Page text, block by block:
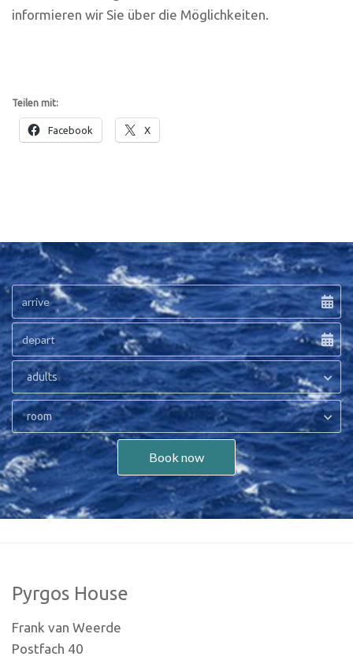
informieren wir Sie über die Möglichkeiten.
Teilen mit:
Facebook X
adults
room
Book now
Pyrgos House
Frank van Weerde
Postfach 40